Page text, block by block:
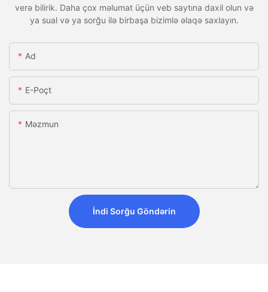
verə bilirik. Daha çox məlumat üçün veb saytına daxil olun və
ya sual və ya sorğu ilə birbaşa bizimlə əlaqə saxlayın.
Ad
E-Poçt
Məzmun
İndi Sorğu Göndərin